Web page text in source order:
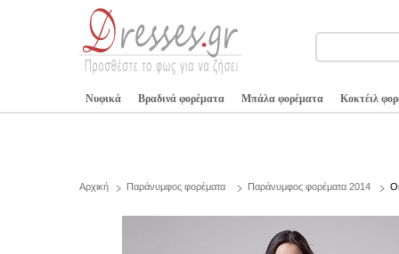
Νυφικά Βραδινά φορέματα Μπάλα φορέματα Κοκτέιλ
Αρχική Παράνυμφος φορέματα Παράνυμφος φορέματα 2014